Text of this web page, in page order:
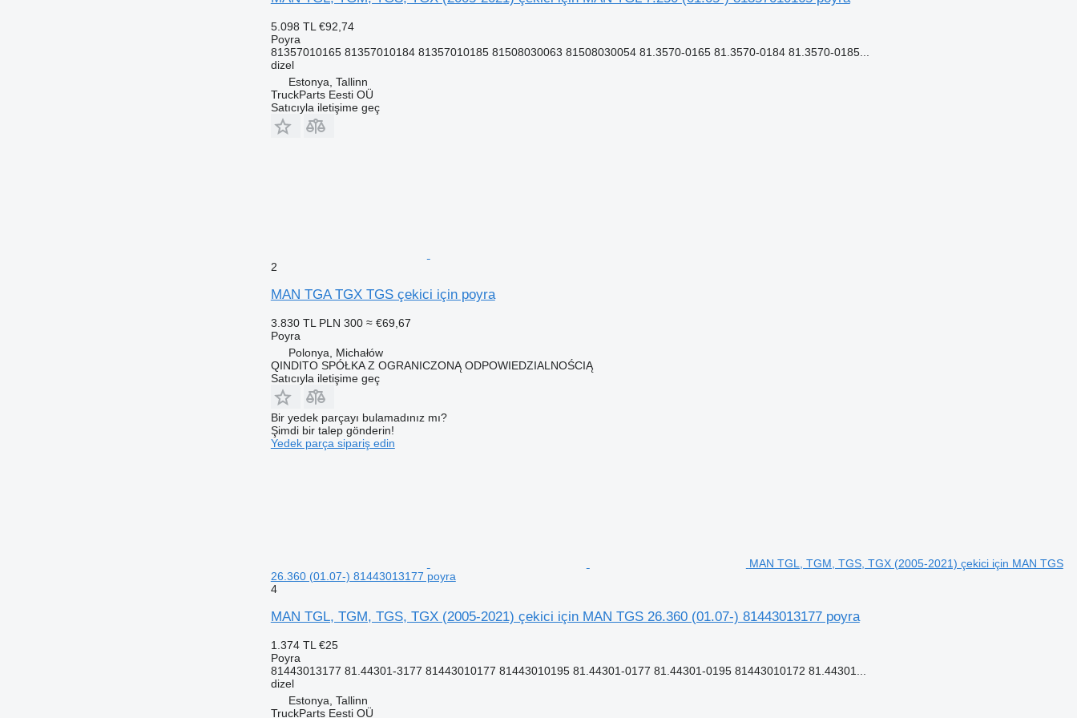
5.098 TL €92,74
Poyra
81357010165 81357010184 81357010185 81508030063 81508030054 81.3570-0165 81.3570-0184 81.3570-0185...
dizel
Estonya, Tallinn
TruckParts Eesti OÜ
Satıcıyla iletişime geç
2
MAN TGA TGX TGS çekici için poyra
3.830 TL PLN 300 ≈ €69,67
Poyra
Polonya, Michałów
QINDITO SPÓŁKA Z OGRANICZONĄ ODPOWIEDZIALNOŚCIĄ
Satıcıyla iletişime geç
Bir yedek parçayı bulamadınız mı?
Şimdi bir talep gönderin!
Yedek parça sipariş edin
MAN TGL, TGM, TGS, TGX (2005-2021) çekici için MAN TGS
26.360 (01.07-) 81443013177 poyra
4
MAN TGL, TGM, TGS, TGX (2005-2021) çekici için MAN TGS 26.360 (01.07-) 81443013177 poyra
1.374 TL €25
Poyra
81443013177 81.44301-3177 81443010177 81443010195 81.44301-0177 81.44301-0195 81443010172 81.44301...
dizel
Estonya, Tallinn
TruckParts Eesti OÜ